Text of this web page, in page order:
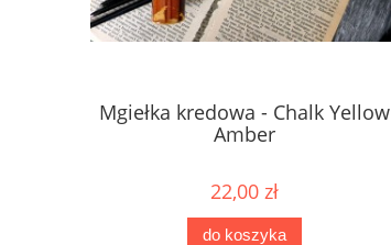
Mgiełka kredowa - Chalk Yellow
Amber
22,00 zł
do koszyka